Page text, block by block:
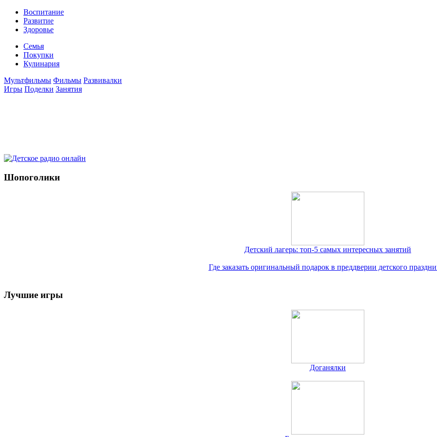
Воспитание
Развитие
Здоровье
Семья
Покупки
Кулинария
Мультфильмы Фильмы Развивалки
Игры Поделки Занятия
Шопоголики
Детский лагерь: топ-5 самых интересных занятий
Где заказать оригинальный подарок в преддверии детского
Лучшие игры
Доганялки